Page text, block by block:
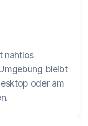
nahtlos
bleibt
oder am